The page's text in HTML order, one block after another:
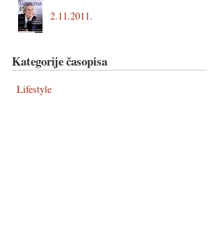
2.11.2011.
Kategorije časopisa
Lifestyle